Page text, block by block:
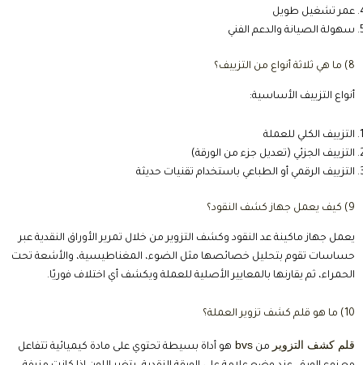
عمر تشغيل طويل
سهولة الصيانة والدعم الفني
8) ما هي ثلاثة أنواع من التزييف؟
أنواع التزييف الأساسية:
التزييف الكلي للعملة
التزييف الجزئي (تعديل جزء من الورقة)
التزييف الرقمي أو الطباعي باستخدام تقنيات حديثة
9) كيف يعمل جهاز كشف النقود؟
يعمل جهاز ماكينة عد النقود وكشف التزوير من خلال تمرير الأوراق النقدية عبر
حساسات تقوم بتحليل خصائصها مثل الضوء، المغناطيسية، والأشعة تحت
الحمراء، ثم يقارنها بالمعايير الأصلية للعملة ويكشف أي اختلاف فوريًا.
10) ما هو قلم كشف تزوير العملة؟
قلم كشف التزوير من bvs هو أداة بسيطة تحتوي على مادة كيميائية تتفاعل